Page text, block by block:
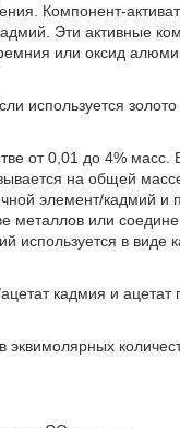
Компонент-
Эти активные
или оксид
используется
от 0,01 до 4% масс.
на общей
элемент/кадмий и
металлов или
используется в виде
кадмия и ацетат